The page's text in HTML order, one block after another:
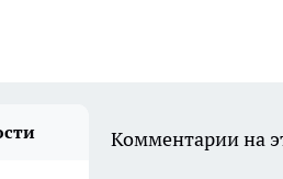
Комментарии на